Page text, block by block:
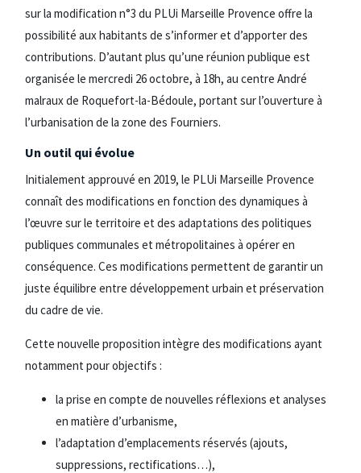
sur la modification n°3 du PLUi Marseille Provence offre la
possibilité aux habitants de s’informer et d’apporter des
contributions. D’autant plus qu’une réunion publique est
organisée le mercredi 26 octobre, à 18h, au centre André
malraux de Roquefort-la-Bédoule, portant sur l’ouverture à
l’urbanisation de la zone des Fourniers.
Un outil qui évolue
Initialement approuvé en 2019, le PLUi Marseille Provence
connaît des modifications en fonction des dynamiques à
l’œuvre sur le territoire et des adaptations des politiques
publiques communales et métropolitaines à opérer en
conséquence. Ces modifications permettent de garantir un
juste équilibre entre développement urbain et préservation
du cadre de vie.
Cette nouvelle proposition intègre des modifications ayant
notamment pour objectifs :
la prise en compte de nouvelles réflexions et analyses
en matière d’urbanisme,
l’adaptation d’emplacements réservés (ajouts,
suppressions, rectifications…),